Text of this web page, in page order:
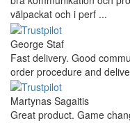
välpackat och i perf ...
George Staf
Fast delivery. Good
order procedure and
Martynas Sagaitis
Great product. Game